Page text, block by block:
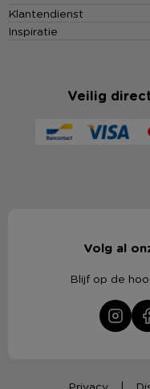
Klantendienst
Inspiratie
Veilig
Volg al
Blijf op de
Privacy